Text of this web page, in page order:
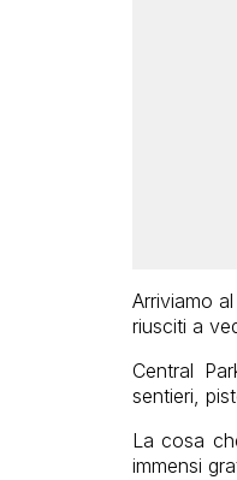
Arriviamo
riusciti a
Central
sentieri,
La cosa
immensi